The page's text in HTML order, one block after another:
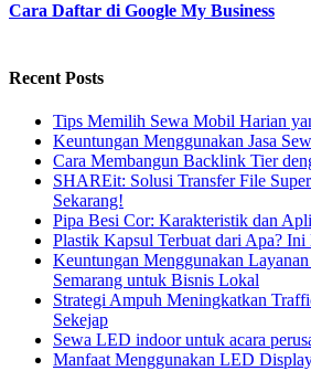
Cara Daftar di Google My Business
Recent Posts
Tips Memilih Sewa Mobil Harian
Keuntungan Menggunakan Jasa
Cara Membangun Backlink Tier
SHAREit: Solusi Transfer File
Sekarang!
Pipa Besi Cor: Karakteristik dan
Plastik Kapsul Terbuat dari Apa?
Keuntungan Menggunakan
Semarang untuk Bisnis Lokal
Strategi Ampuh Meningkatkan
Sekejap
Sewa LED indoor untuk acara
Manfaat Menggunakan LED